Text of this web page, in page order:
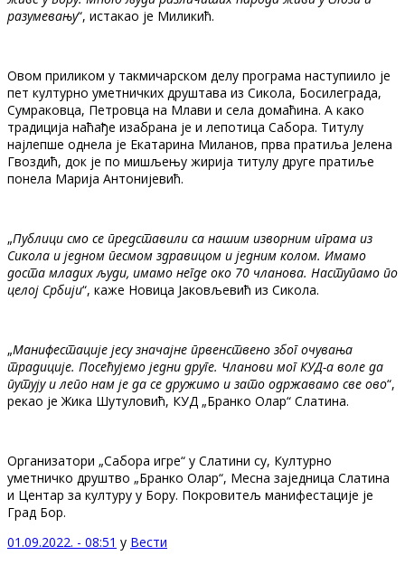
разумевању“, истакао је Миликић.
Овом приликом у такмичарском делу програма наступиило је
пет културно уметничких друштава из Сикола, Босилеграда,
Сумраковца, Петровца на Млави и села домаћина. А како
традиција наћађе изабрана је и лепотица Сабора. Титулу
најлепше однела је Екатарина Миланов, прва пратиља Јелена
Гвоздић, док је по мишљењу жирија титулу друге пратиље
понела Марија Антонијевић.
„Публици смо се представили са нашим изворним играма из
Сикола и једном песмом здравицом и једним колом. Имамо
доста младих људи, имамо негде око 70 чланова. Наступамо по
целој Србији“, каже Новица Јаковљевић из Сикола.
„Манифестације јесу значајне првенствено због очувања
традиције. Посећујемо једни друге. Чланови мог КУД-а воле да
путују и лепо нам је да се дружимо и зато одржавамо све ово“,
рекао је Жика Шутуловић, КУД „Бранко Олар“ Слатина.
Организатори „Сабора игре“ у Слатини су, Културно
уметничко друштво „Бранко Олар“, Месна заједница Слатина
и Центар за културу у Бору. Покровитељ манифестације је
Град Бор.
01.09.2022. - 08:51 у Вести